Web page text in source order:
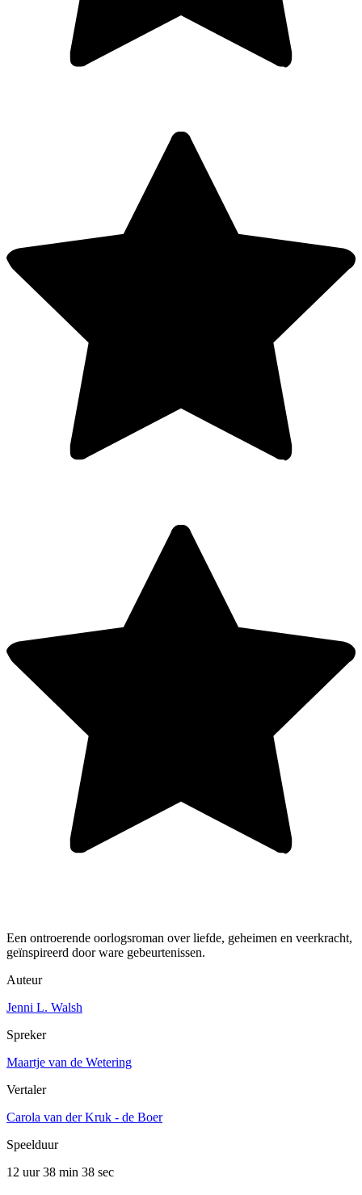
Een ontroerende oorlogsroman over liefde, geheimen en veerkracht,
geïnspireerd door ware gebeurtenissen.
Auteur
Jenni L. Walsh
Spreker
Maartje van de Wetering
Vertaler
Carola van der Kruk - de Boer
Speelduur
12 uur 38 min 38 sec